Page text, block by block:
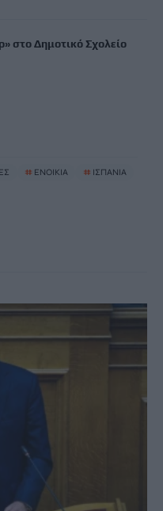
στο Δημοτικό Σχολείο
# ΕΝΟΙΚΙΑ # ΙΣΠΑΝΙΑ